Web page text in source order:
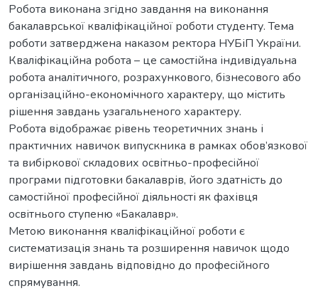
Робота виконана згідно завдання на виконання
бакалаврської кваліфікаційної роботи студенту. Тема
роботи затверджена наказом ректора НУБіП України.
Кваліфікаційна робота – це самостійна індивідуальна
робота аналітичного, розрахункового, бізнесового або
організаційно-економічного характеру, що містить
рішення завдань узагальненого характеру.
Робота відображає рівень теоретичних знань і
практичних навичок випускника в рамках обов’язкової
та вибіркової складових освітньо-професійної
програми підготовки бакалаврів, його здатність до
самостійної професійної діяльності як фахівця
освітнього ступеню «Бакалавр».
Метою виконання кваліфікаційної роботи є
систематизація знань та розширення навичок щодо
вирішення завдань відповідно до професійного
спрямування.